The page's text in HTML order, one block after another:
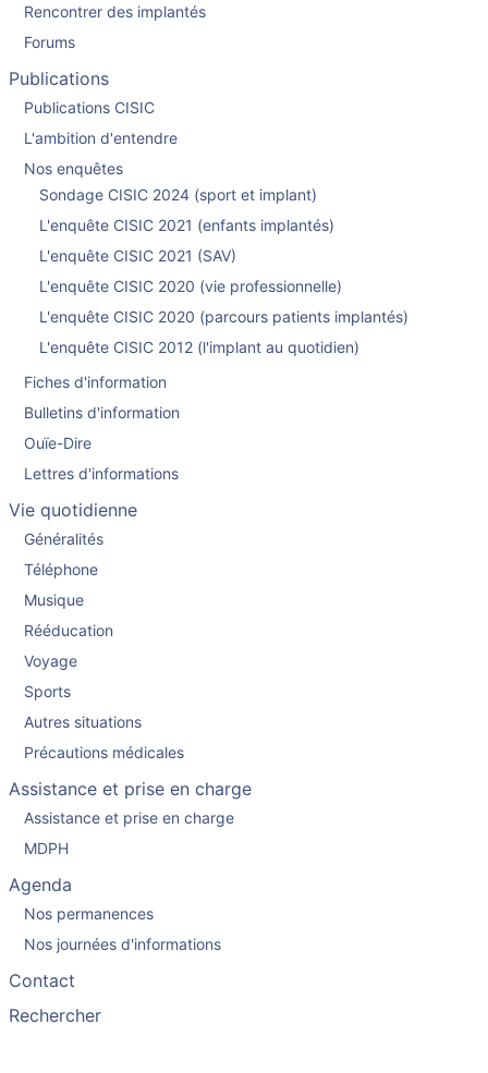
Rencontrer des implantés
Forums
Publications
Publications CISIC
L'ambition d'entendre
Nos enquêtes
Sondage CISIC 2024 (sport et implant)
L'enquête CISIC 2021 (enfants implantés)
L'enquête CISIC 2021 (SAV)
L'enquête CISIC 2020 (vie professionnelle)
L'enquête CISIC 2020 (parcours patients implantés)
L'enquête CISIC 2012 (l'implant au quotidien)
Fiches d'information
Bulletins d'information
Ouïe-Dire
Lettres d'informations
Vie quotidienne
Généralités
Téléphone
Musique
Rééducation
Voyage
Sports
Autres situations
Précautions médicales
Assistance et prise en charge
Assistance et prise en charge
MDPH
Agenda
Nos permanences
Nos journées d'informations
Contact
Rechercher